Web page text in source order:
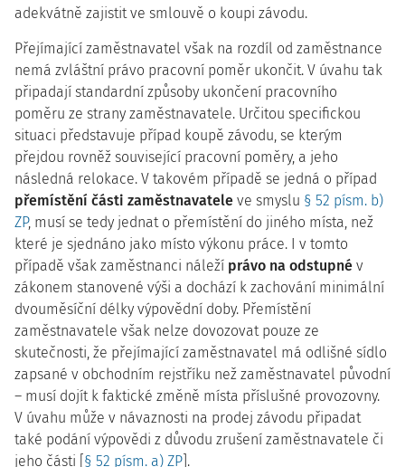
adekvátně zajistit ve smlouvě o koupi závodu.
Přejímající zaměstnavatel však na rozdíl od zaměstnance
nemá zvláštní právo pracovní poměr ukončit. V úvahu tak
připadají standardní způsoby ukončení pracovního
poměru ze strany zaměstnavatele. Určitou specifickou
situaci představuje případ koupě závodu, se kterým
přejdou rovněž související pracovní poměry, a jeho
následná relokace. V takovém případě se jedná o případ
přemístění části zaměstnavatele ve smyslu § 52 písm. b)
ZP, musí se tedy jednat o přemístění do jiného místa, než
které je sjednáno jako místo výkonu práce. I v tomto
případě však zaměstnanci náleží právo na odstupné v
zákonem stanovené výši a dochází k zachování minimální
dvouměsíční délky výpovědní doby. Přemístění
zaměstnavatele však nelze dovozovat pouze ze
skutečnosti, že přejímající zaměstnavatel má odlišné sídlo
zapsané v obchodním rejstříku než zaměstnavatel původní
– musí dojít k faktické změně místa příslušné provozovny.
V úvahu může v návaznosti na prodej závodu připadat
také podání výpovědi z důvodu zrušení zaměstnavatele či
jeho části [ § 52 písm. a) ZP ].